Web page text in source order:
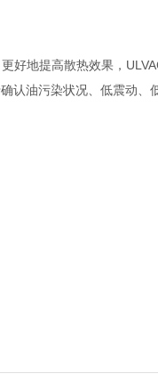
好地提高散热效果，
认油污染状况、低震动、